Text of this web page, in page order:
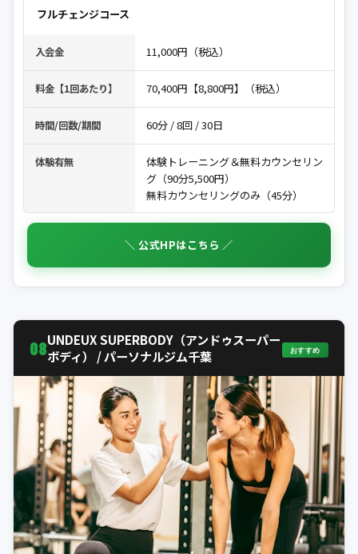
フルチェンジコース
入会金 11,000円（税込）
料金【1回あたり】 70,400円【8,800円】（税込）
時間/回数/期間 60分 / 8回 / 30日
体験有無
体験トレーニング＆無料カウンセリン
グ（90分5,500円）
無料カウンセリングのみ（45分）
＼ 公式HPはこちら ／
08UNDEUX SUPERBODY（アンドゥスーパー
ボディ） / パーソナルジム千葉
おすすめ